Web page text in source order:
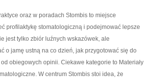
oraz w poradach Stombis to miejsce
profilaktykę stomatologiczną i podejmować lepsze
jest tylko zbiór luźnych wskazówek, ale
o jamę ustną na co dzień, jak przygotować się do
obiegowych opinii. Ciekawe kategorie to Materiały
W centrum Stombis stoi idea, że